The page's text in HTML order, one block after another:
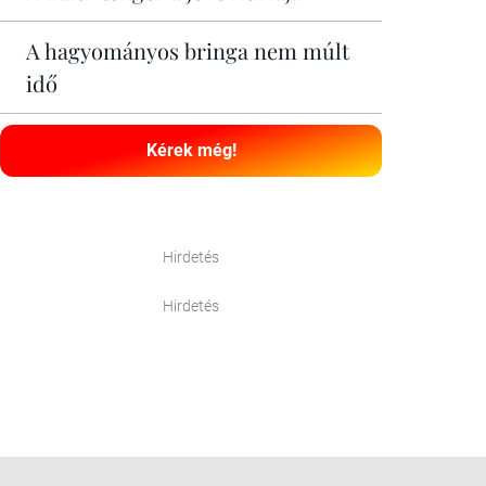
A hagyományos bringa nem múlt
idő
Kérek még!
Hirdetés
Hirdetés